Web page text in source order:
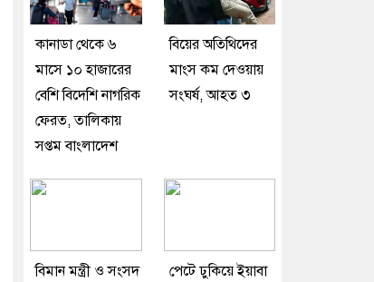
কানাডা থেকে ৬
মাসে ১০ হাজারের
বেশি বিদেশি নাগরিক
ফেরত, তালিকায়
সপ্তম বাংলাদেশ
বিয়ের অতিথিদের
মাংস কম দেওয়ায়
সংঘর্ষ, আহত ৩
বিমান মন্ত্রী ও সংসদ
পেটে ঢুকিয়ে ইয়াবা